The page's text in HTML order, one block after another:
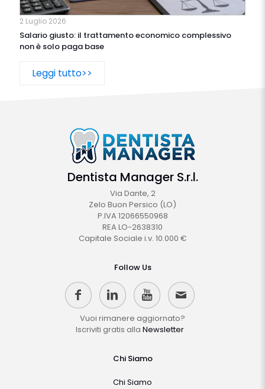
2 Luglio 2026
Salario giusto: il trattamento economico complessivo
non è solo paga base
Leggi tutto>>
Dentista Manager S.r.l.
Via Dante, 2
Zelo Buon Persico (LO)
P.IVA 12066550968
REA LO-2638310
Capitale Sociale i.v. 10.000 €
Follow Us
Vuoi rimanere aggiornato?
Iscriviti gratis alla Newsletter
Chi Siamo
Chi Siamo